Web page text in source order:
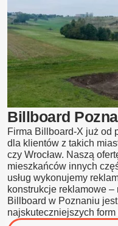
Billboard
Firma Billboard-X już od
dla klientów z takich
czy Wrocław. Naszą
mieszkańców innych
usług wykonujemy
konstrukcje reklamowe –
Billboard w Poznaniu
najskuteczniejszych